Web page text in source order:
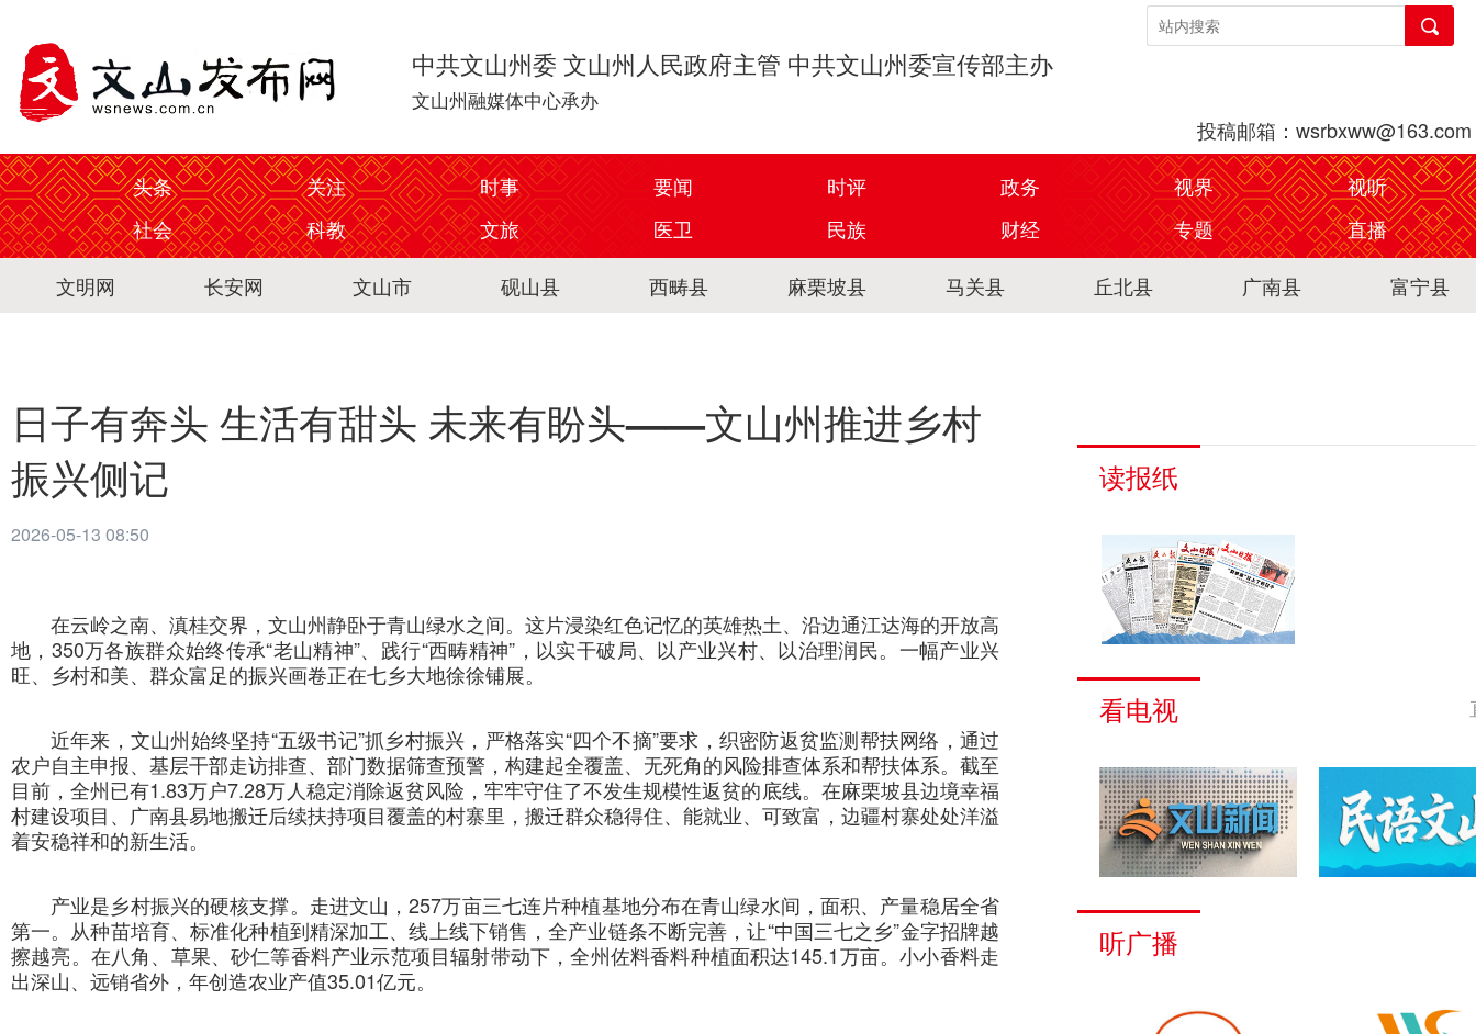
中共文山州委 文山州人民政府主管 中共文山州委宣传部主办
文山州融媒体中心承办
投稿邮箱：wsrbxww@163.com
头条
关注 时事 要闻 时评 政务 视界
视听
社会
科教 文旅 医卫 民族 财经 专题
直播
文明网
长安网 文山市 砚山县 西畴县 麻栗坡县 马关县 丘北县 广南县 富宁县
日子有奔头 生活有甜头 未来有盼头——文山州推进乡村
振兴侧记
2026-05-13 08:50
在云岭之南、滇桂交界，文山州静卧于青山绿水之间。这片浸染红色记忆的英雄热土、沿边通江达海的开放高
地，350万各族群众始终传承“老山精神”、践行“西畴精神”，以实干破局、以产业兴村、以治理润民。一幅产业兴
旺、乡村和美、群众富足的振兴画卷正在七乡大地徐徐铺展。
近年来，文山州始终坚持“五级书记”抓乡村振兴，严格落实“四个不摘”要求，织密防返贫监测帮扶网络，通过
农户自主申报、基层干部走访排查、部门数据筛查预警，构建起全覆盖、无死角的风险排查体系和帮扶体系。截至
目前，全州已有1.83万户7.28万人稳定消除返贫风险，牢牢守住了不发生规模性返贫的底线。在麻栗坡县边境幸福
村建设项目、广南县易地搬迁后续扶持项目覆盖的村寨里，搬迁群众稳得住、能就业、可致富，边疆村寨处处洋溢
着安稳祥和的新生活。
产业是乡村振兴的硬核支撑。走进文山，257万亩三七连片种植基地分布在青山绿水间，面积、产量稳居全省
第一。从种苗培育、标准化种植到精深加工、线上线下销售，全产业链条不断完善，让“中国三七之乡”金字招牌越
擦越亮。在八角、草果、砂仁等香料产业示范项目辐射带动下，全州佐料香料种植面积达145.1万亩。小小香料走
出深山、远销省外，年创造农业产值35.01亿元。
读报纸
看电视
听广播